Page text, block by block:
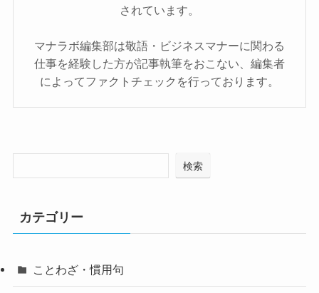
されています。
マナラボ編集部は敬語・ビジネスマナーに関わる
仕事を経験した方が記事執筆をおこない、編集者
によってファクトチェックを行っております。
検索
カテゴリー
ことわざ・慣用句